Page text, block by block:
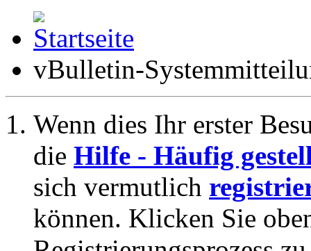
vBulletin-
Wenn dies Ihr erster
die Hilfe - Häufig
sich vermutlich
können. Klicken Sie